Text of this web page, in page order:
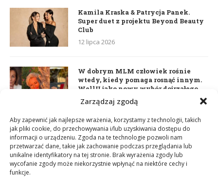
Zarządzaj zgodą
Aby zapewnić jak najlepsze wrażenia, korzystamy z technologii, takich
jak pliki cookie, do przechowywania i/lub uzyskiwania dostępu do
informacji o urządzeniu. Zgoda na te technologie pozwoli nam
przetwarzać dane, takie jak zachowanie podczas przeglądania lub
unikalne identyfikatory na tej stronie. Brak wyrażenia zgody lub
wycofanie zgody może niekorzystnie wpłynąć na niektóre cechy i
funkcje.
Kamila Kraska & Patrycja Panek.
Super duet z projektu Beyond Beauty
Club
12 lipca 2026
W dobrym MLM człowiek rośnie
wtedy, kiedy pomaga rosnąć innym.
WellU jako nowy wybór dojrzałego
lidera
Daria Dudzik. Kocham Cię
17 kwietnia 2026